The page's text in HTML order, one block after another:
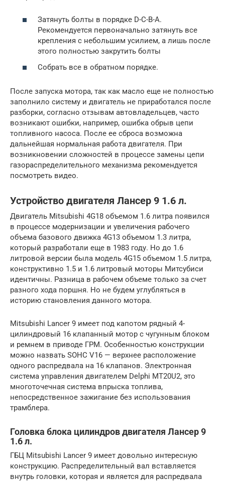
Затянуть болты в порядке D-C-B-A.
Рекомендуется первоначально затянуть все
крепления с небольшим усилием, а лишь после
этого полностью закрутить болты
Собрать все в обратном порядке.
После запуска мотора, так как масло еще не полностью
заполнило систему и двигатель не приработался после
разборки, согласно отзывам автовладельцев, часто
возникают ошибки, например, ошибка обрыв цепи
топливного насоса. После ее сброса возможна
дальнейшая нормальная работа двигателя. При
возникновении сложностей в процессе замены цепи
газораспределительного механизма рекомендуется
посмотреть видео.
Устройство двигателя Лансер 9 1.6 л.
Двигатель Mitsubishi 4G18 объемом 1.6 литра появился
в процессе модернизации и увеличения рабочего
объема базового движка 4G13 объемом 1.3 литра,
который разработали еще в 1983 году. Но до 1.6
литровой версии была модель 4G15 объемом 1.5 литра,
конструктивно 1.5 и 1.6 литровый моторы Митсубиси
идентичны. Разница в рабочем объеме только за счет
разного хода поршня. Но не будем углубляться в
историю становления данного мотора.
Mitsubishi Lancer 9 имеет под капотом рядный 4-
цилиндровый 16 клапанный мотор с чугунным блоком
и ремнем в приводе ГРМ. Особенностью конструкции
можно назвать SOHC V16 — верхнее расположение
одного распредвала на 16 клапанов. Электронная
система управления двигателем Delphi MT20U2, это
многоточечная система впрыска топлива,
непосредственное зажигание без использования
трамблера.
Головка блока цилиндров двигателя Лансер 9
1.6 л.
ГБЦ Mitsubishi Lancer 9 имеет довольно интересную
конструкцию. Распределительный вал вставляется
внутрь головки, которая и является для распредвала